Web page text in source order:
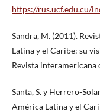
https://rus.ucf.edu.cu/
Sandra, M. (2011).
Latina y el Caribe: su
Revista
Santa, S. y Herrero-
América Latina y el